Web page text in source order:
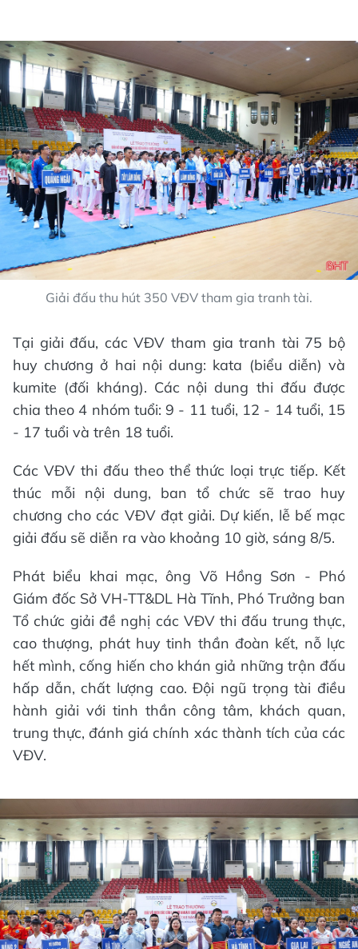
Giải đấu thu hút 350 VĐV tham gia tranh tài.
Tại giải đấu, các VĐV tham gia tranh tài 75 bộ
huy chương ở hai nội dung: kata (biểu diễn) và
kumite (đối kháng). Các nội dung thi đấu được
chia theo 4 nhóm tuổi: 9 - 11 tuổi, 12 - 14 tuổi, 15
- 17 tuổi và trên 18 tuổi.
Các VĐV thi đấu theo thể thức loại trực tiếp. Kết
thúc mỗi nội dung, ban tổ chức sẽ trao huy
chương cho các VĐV đạt giải. Dự kiến, lễ bế mạc
giải đấu sẽ diễn ra vào khoảng 10 giờ, sáng 8/5.
Phát biểu khai mạc, ông Võ Hồng Sơn - Phó
Giám đốc Sở VH-TT&DL Hà Tĩnh, Phó Trưởng ban
Tổ chức giải đề nghị các VĐV thi đấu trung thực,
cao thượng, phát huy tinh thần đoàn kết, nỗ lực
hết mình, cống hiến cho khán giả những trận đấu
hấp dẫn, chất lượng cao. Đội ngũ trọng tài điều
hành giải với tinh thần công tâm, khách quan,
trung thực, đánh giá chính xác thành tích của các
VĐV.